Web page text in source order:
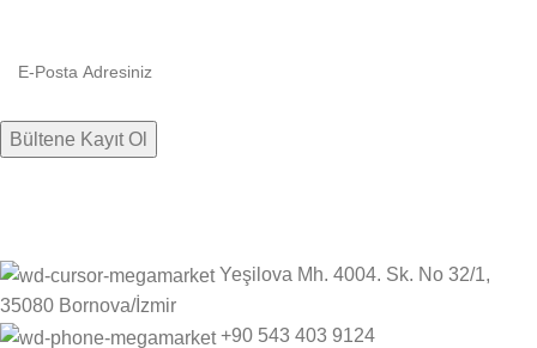
Yeşilova Mh. 4004. Sk. No 32/1,
35080 Bornova/İzmir
+90 543 403 9124